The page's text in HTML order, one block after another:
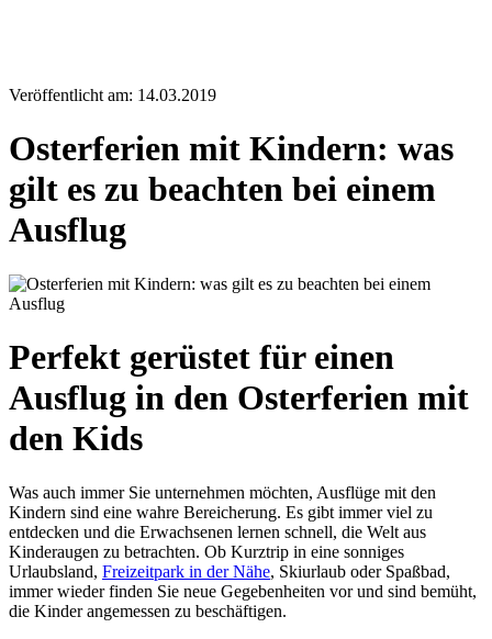
Veröffentlicht am: 14.03.2019
Osterferien mit Kindern: was
gilt es zu beachten bei einem
Ausflug
Perfekt gerüstet für einen
Ausflug in den Osterferien mit
den Kids
Was auch immer Sie unternehmen möchten, Ausflüge mit den
Kindern sind eine wahre Bereicherung. Es gibt immer viel zu
entdecken und die Erwachsenen lernen schnell, die Welt aus
Kinderaugen zu betrachten. Ob Kurztrip in eine sonniges
Urlaubsland, Freizeitpark in der Nähe, Skiurlaub oder Spaßbad,
immer wieder finden Sie neue Gegebenheiten vor und sind bemüht,
die Kinder angemessen zu beschäftigen.